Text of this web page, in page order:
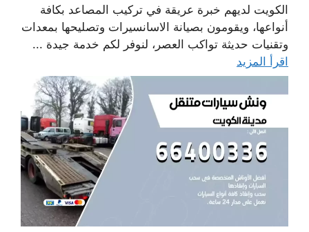
الكويت لديهم خبرة عريقة في تركيب المصاعد بكافة
أنواعها، ويقومون بصيانة الاسانسيرات وتصليحها بمعدات
وتقنيات حديثة تواكب العصر، لنوفر لكم خدمة جيدة ...
اقرأ المزيد